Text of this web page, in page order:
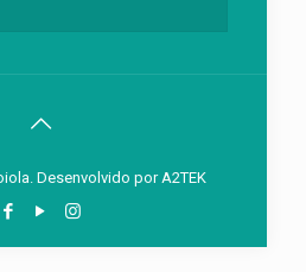
Desenvolvido por A2TEK